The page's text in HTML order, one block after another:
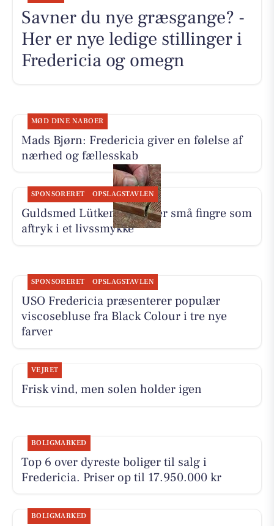
Savner du nye græsgange? -
Her er nye ledige stillinger i
Fredericia og omegn
MØD DINE NABOER
Mads Bjørn: Fredericia giver en følelse af
nærhed og fællesskab
SPONSORERET OPSLAGSTAVLEN
Guldsmed Lütken foreviger små fingre som
aftryk i et livssmykke
SPONSORERET OPSLAGSTAVLEN
USO Fredericia præsenterer populær
viscosebluse fra Black Colour i tre nye
farver
VEJRET
Frisk vind, men solen holder igen
BOLIGMARKED
Top 6 over dyreste boliger til salg i
Fredericia. Priser op til 17.950.000 kr
BOLIGMARKED